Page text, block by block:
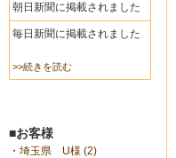
朝日新聞に掲載されました
毎日新聞に掲載されました
>>続きを読む
■お客様
・ 埼玉県 U様 (2)